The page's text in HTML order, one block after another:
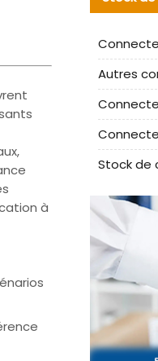
à
Autres
Stock de